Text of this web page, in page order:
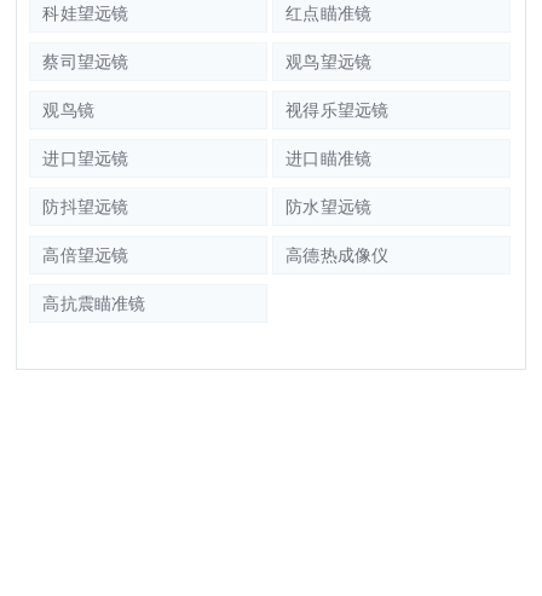
科娃望远镜 红点瞄准镜
蔡司望远镜 观鸟望远镜
观鸟镜 视得乐望远镜
进口望远镜 进口瞄准镜
防抖望远镜 防水望远镜
高倍望远镜 高德热成像仪
高抗震瞄准镜